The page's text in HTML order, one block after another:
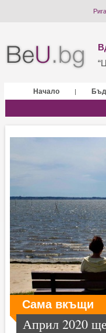
Начало |
Сама вкъщи
Април 2020